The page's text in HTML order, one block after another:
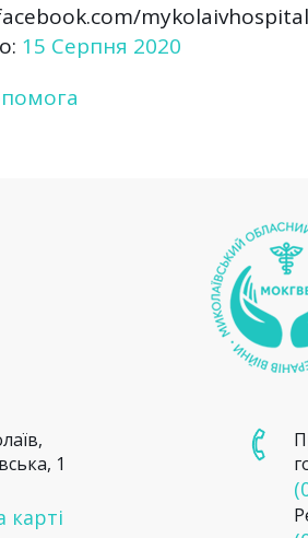
15 Серпня 2020
1
карті